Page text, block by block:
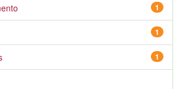
1
1
1